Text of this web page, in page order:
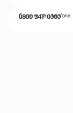
Compre pelo telefone
0800 347 0000